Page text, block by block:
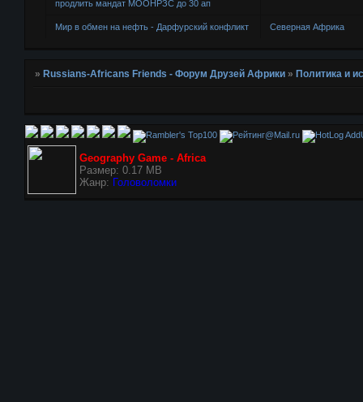
продлить мандат МООНРЗС до 30 ап
Мир в обмен на нефть - Дарфурский конфликт Северная Африка
»Russians-Africans Friends - Форум Друзей Африки »Политика и
Geography Game - Africa
Размер: 0.17 MB
Жанр: Головоломки